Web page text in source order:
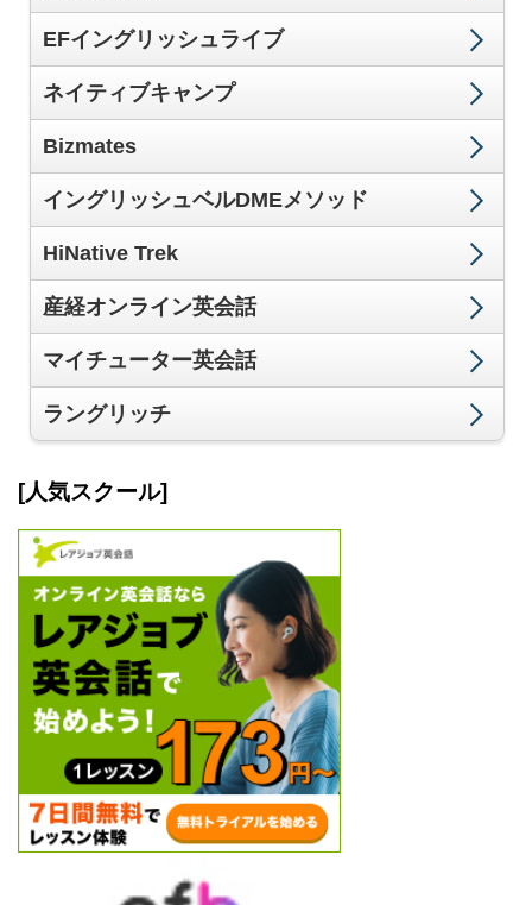
EFイングリッシュライブ
ネイティブキャンプ
Bizmates
イングリッシュベルDMEメソッド
HiNative Trek
産経オンライン英会話
マイチューター英会話
ラングリッチ
[人気スクール]